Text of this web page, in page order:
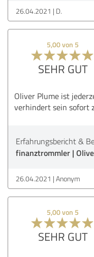
26.04.2021 D.
5,00 von 5
SEHR GUT
Oliver Plume ist
verhindert sein sofort
Erfahrungsbericht &
finanztrommler |
26.04.2021 Anonym
5,00 von 5
SEHR GUT